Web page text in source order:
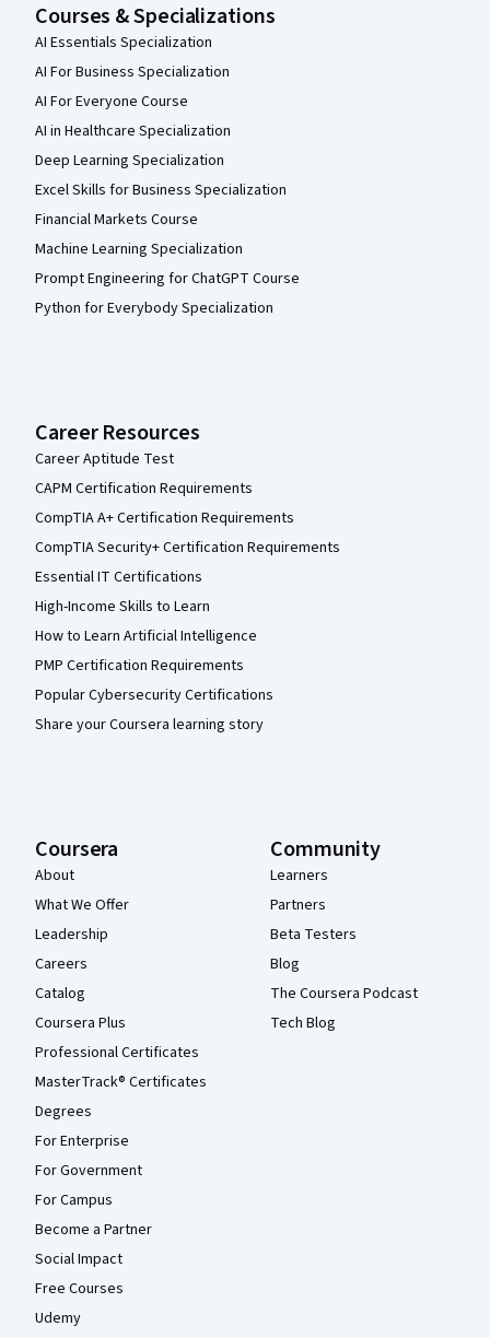
Courses & Specializations
AI Essentials Specialization
AI For Business Specialization
AI For Everyone Course
AI in Healthcare Specialization
Deep Learning Specialization
Excel Skills for Business Specialization
Financial Markets Course
Machine Learning Specialization
Prompt Engineering for ChatGPT Course
Python for Everybody Specialization
Career Resources
Career Aptitude Test
CAPM Certification Requirements
CompTIA A+ Certification Requirements
CompTIA Security+ Certification Requirements
Essential IT Certifications
High-Income Skills to Learn
How to Learn Artificial Intelligence
PMP Certification Requirements
Popular Cybersecurity Certifications
Share your Coursera learning story
Coursera
About
What We Offer
Leadership
Careers
Catalog
Coursera Plus
Professional Certificates
MasterTrack® Certificates
Degrees
For Enterprise
For Government
For Campus
Become a Partner
Social Impact
Free Courses
Udemy
Community
Learners
Partners
Beta Testers
Blog
The Coursera Podcast
Tech Blog